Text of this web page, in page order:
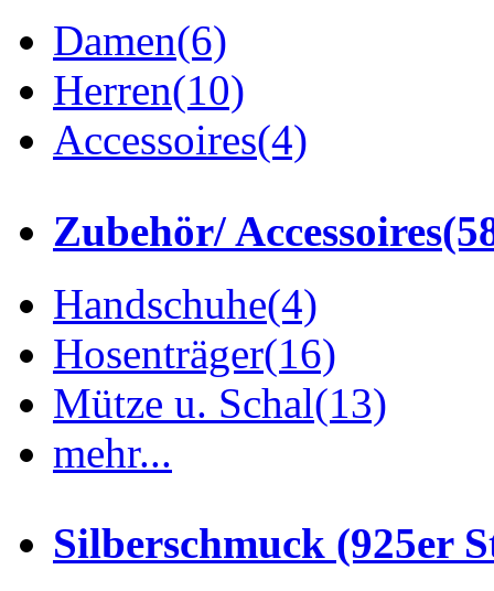
Damen(6)
Herren(10)
Accessoires(4)
Zubehör/ Accessoires
Handschuhe(4)
Hosenträger(16)
Mütze u. Schal(13)
mehr...
Silberschmuck (925er